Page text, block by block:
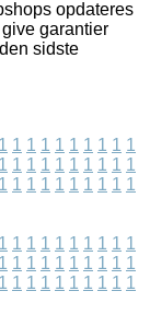
opdateres
garantier
sidste
1 1 1 1 1 1 1 1 1 1
1 1 1 1 1 1 1 1 1 1
1 1 1 1 1 1 1 1 1 1
1 1 1 1 1 1 1 1 1 1
1 1 1 1 1 1 1 1 1 1
1 1 1 1 1 1 1 1 1 1